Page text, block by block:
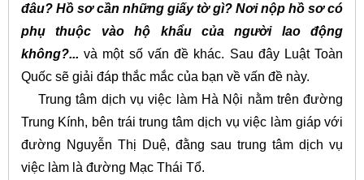
đâu? Hồ sơ cần những giấy tờ gì? Nơi nộp hồ sơ có
phụ thuộc vào hộ khẩu của người lao động
không?... và một số vấn đề khác. Sau đây Luật Toàn
Quốc sẽ giải đáp thắc mắc của bạn về vấn đề này.
Trung tâm dịch vụ việc làm Hà Nội nằm trên đường
Trung Kính, bên trái trung tâm dịch vụ việc làm giáp với
đường Nguyễn Thị Duệ, đằng sau trung tâm dịch vụ
việc làm là đường Mạc Thái Tổ.